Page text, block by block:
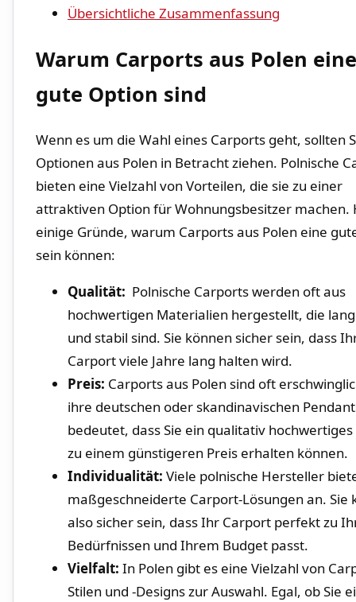
Übersichtliche ‌Zusammenfassung
Warum Carports‌ aus Polen eine
gute Option sind
Wenn es um die ‍Wahl eines⁤ Carports geht, sollten
Optionen aus Polen in Betracht ziehen. Polnische
bieten eine Vielzahl von Vorteilen, die sie ‍zu einer
attraktiven Option für Wohnungsbesitzer machen.
einige Gründe, warum Carports aus Polen eine
sein können:
Qualität: ​ Polnische Carports werden oft aus
hochwertigen Materialien⁣ hergestellt, die
und stabil sind. Sie können sicher sein, dass
Carport viele Jahre lang halten wird.
Preis: Carports aus Polen sind oft
ihre ‌deutschen oder⁢ skandinavischen
bedeutet, dass Sie ein qualitativ​
zu einem günstigeren Preis erhalten können.
Individualität: Viele polnische Hersteller⁣
maßgeschneiderte Carport-Lösungen an. Sie
also sicher sein, dass Ihr Carport perfekt ⁣zu
Bedürfnissen‍ und Ihrem ‍Budget passt.
Vielfalt: In Polen gibt es eine Vielzahl von
Stilen und ⁣-Designs zur Auswahl. Egal, ob Sie